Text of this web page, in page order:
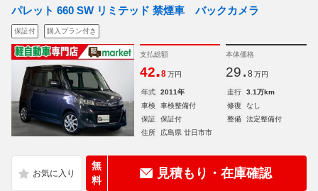
パレット 660 SW リミテッド 禁煙車 バックカメラ
保証付 購入プラン付き
支払総額
42.8 万円
本体価格
29. 8 万円
年式 2011年 走行
3.1万km
車検
車検整備付 修復
なし
保証
保証付 整備
法定整備付
住所
広島県 廿日市市
無
料
見積もり・在庫確認